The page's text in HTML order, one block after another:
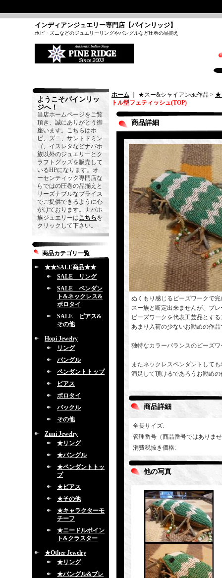
インディアンジュエリー専門店【パインリッジ】
ホピ・ズニなどのジュエリーリングやバングルなど圧巻の品揃え
ようこそパインリッ
ジへ！
当店ホームページをご覧
頂き、誠にありがとう御
座います。こちらはホ
ピ、ズニ、サントドミン
ゴ、イスレタなどナバホ
族以外のジュエリーとク
ラフトグッズを販売して
いるHPになります。オ
ーセンティック専門店な
らではの圧巻の品揃えと
リーズナブルなプライス
でご提供できるように心
がけております。ナバホ
族ジュエリーはこちらを
クリックして下さい。
商品カテゴリ一覧
★★SALE商品★★
SALE リング
SALE ペンダン
ト&ネックレス&
ボロタイ
SALE ピアス&
その他
Hopi Jewelry
リング
バングル
ペンダントトップ
ピアス
ボロタイ
バックル
その他
Zuni Jewelry
★リング
★バングル
★ペンダントトッ
プ
★ピアス
★その他
★キャラクターモ
チーフ
★ニードルポイン
ト&クラスター
★Other Jewelry
★リング
★バングル&ブレ
ホーム ｜ ★スー&シャイアンetc作品 > ★
トル型フェティッシュ(TOP)
商品詳細
ぬくもり感じるビーズワークで
スー族と断定出来ませんが、プ
ビーズワークを代表工芸品とす
あまり入荷の少ないお勧めの作品
独特なカラーバランスのビーズ
またネックレスペンダントして
満足して頂けるであろうお勧め
商品詳細
全長サイズ:
管理番号（商品番号ではありま
消費税抜き価格:
他の写真